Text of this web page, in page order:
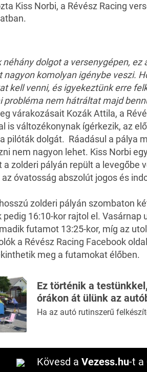
Kiss Norbi, a Révész Racing
dolgot a versenygépen,
nagyon komolyan igénybe veszi.
kell venni, és igyekeztünk erre
probléma nem hátráltat majd
várakozásait Kozák Attila, a
is változékonynak ígérkezik, az
pilóták dolgát. Ráadásul a pálya
nem nagyon lehet. Kiss Norbi
a zolderi pályán repült a levegőbe
óvatosság abszolút jogos és
zolderi pályán szombaton
pedig 16:10-kor rajtol el.
futamot 13:25-kor, míg az
a Révész Racing Facebook
meg a futamokat élőben.
Ez történik a
órákon át ülünk az
Ha az autó rutinszerű
Kövesd a Vezess.hu-t a